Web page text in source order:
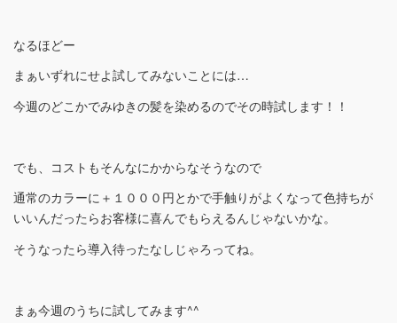
なるほどー
まぁいずれにせよ試してみないことには…
今週のどこかでみゆきの髪を染めるのでその時試します！！
でも、コストもそんなにかからなそうなので
通常のカラーに＋１０００円とかで手触りがよくなって色持ちが
いいんだったらお客様に喜んでもらえるんじゃないかな。
そうなったら導入待ったなしじゃろってね。
まぁ今週のうちに試してみます^^